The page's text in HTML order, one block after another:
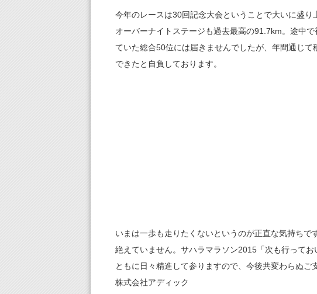
今年のレースは30回記念大会ということで大いに盛り
オーバーナイトステージも過去最高の91.7km。途中
ていた総合50位には届きませんでしたが、年間通じ
できたと自負しております。
いまは一歩も走りたくないというのが正直な気持ち
絶えていません。サハラマラソン2015「次も行って
ともに日々精進して参りますので、今後共変わらぬご
株式会社アディック